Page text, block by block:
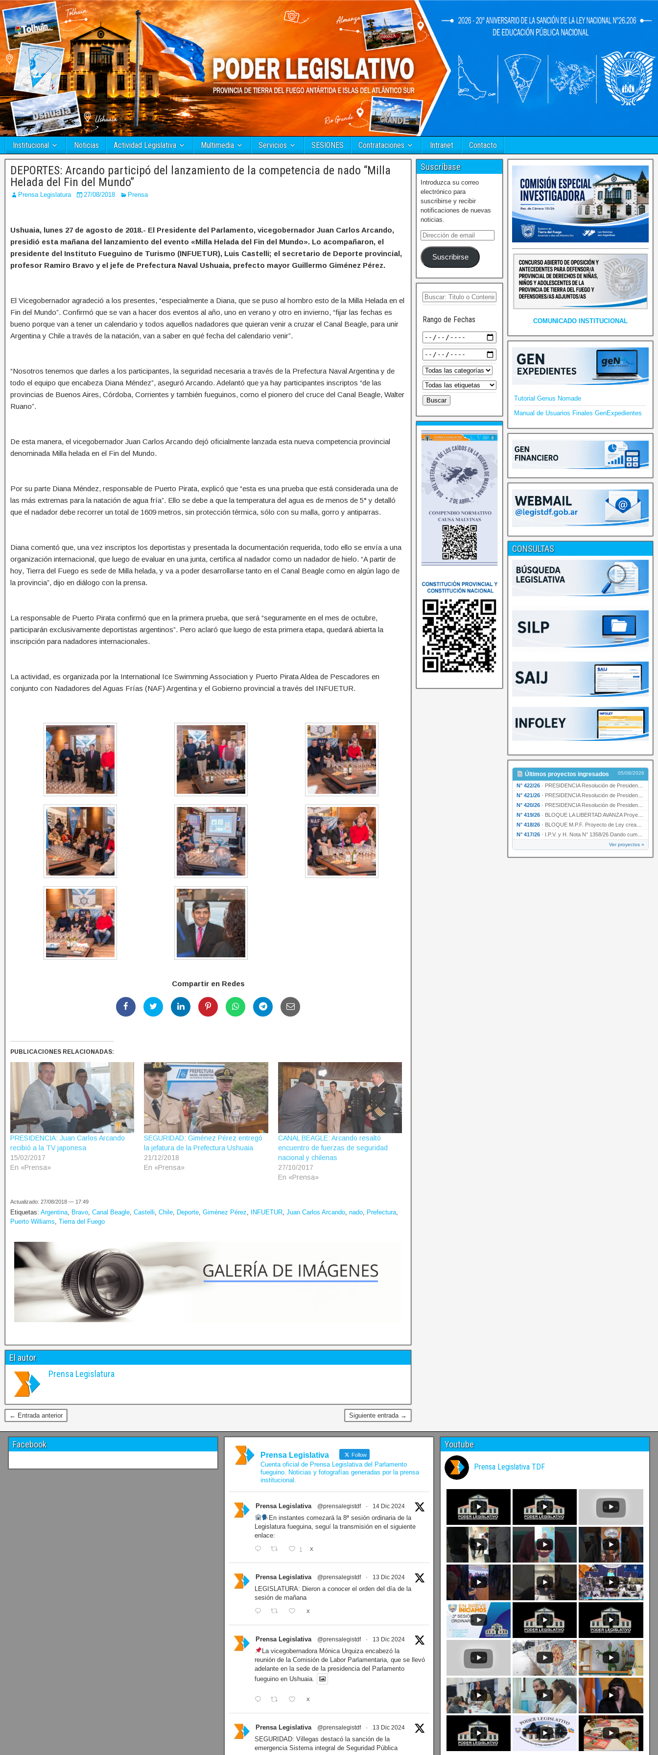
Institucional Noticias Actividad Legislativa Multimedia Servicios SESIONES Contrataciones Intranet Contacto
DEPORTES: Arcando participó del lanzamiento de la competencia de nado “Milla
Helada del Fin del Mundo”
Prensa Legislatura 27/08/2018 Prensa
Ushuaia, lunes 27 de agosto de 2018.- El Presidente del Parlamento, vicegobernador Juan Carlos Arcando,
presidió esta mañana del lanzamiento del evento «Milla Helada del Fin del Mundo». Lo acompañaron, el
presidente del Instituto Fueguino de Turismo (INFUETUR), Luis Castelli; el secretario de Deporte provincial,
profesor Ramiro Bravo y el jefe de Prefectura Naval Ushuaia, prefecto mayor Guillermo Giménez Pérez.
El Vicegobernador agradeció a los presentes, “especialmente a Diana, que se puso al hombro esto de la Milla Helada en el
Fin del Mundo”. Confirmó que se van a hacer dos eventos al año, uno en verano y otro en invierno, “fijar las fechas es
bueno porque van a tener un calendario y todos aquellos nadadores que quieran venir a cruzar el Canal Beagle, para unir
Argentina y Chile a través de la natación, van a saber en qué fecha del calendario venir”.
“Nosotros tenemos que darles a los participantes, la seguridad necesaria a través de la Prefectura Naval Argentina y de
todo el equipo que encabeza Diana Méndez”, aseguró Arcando. Adelantó que ya hay participantes inscriptos “de las
provincias de Buenos Aires, Córdoba, Corrientes y también fueguinos, como el pionero del cruce del Canal Beagle, Walter
Ruano”.
De esta manera, el vicegobernador Juan Carlos Arcando dejó oficialmente lanzada esta nueva competencia provincial
denominada Milla helada en el Fin del Mundo.
Por su parte Diana Méndez, responsable de Puerto Pirata, explicó que “esta es una prueba que está considerada una de
las más extremas para la natación de agua fría”. Ello se debe a que la temperatura del agua es de menos de 5° y detalló
que el nadador debe recorrer un total de 1609 metros, sin protección térmica, sólo con su malla, gorro y antiparras.
Diana comentó que, una vez inscriptos los deportistas y presentada la documentación requerida, todo ello se envía a una
organización internacional, que luego de evaluar en una junta, certifica al nadador como un nadador de hielo. “A partir de
hoy, Tierra del Fuego es sede de Milla helada, y va a poder desarrollarse tanto en el Canal Beagle como en algún lago de
la provincia”, dijo en diálogo con la prensa.
La responsable de Puerto Pirata confirmó que en la primera prueba, que será “seguramente en el mes de octubre,
participarán exclusivamente deportistas argentinos”. Pero aclaró que luego de esta primera etapa, quedará abierta la
inscripción para nadadores internacionales.
La actividad, es organizada por la International Ice Swimming Association y Puerto Pirata Aldea de Pescadores en
conjunto con Nadadores del Aguas Frías (NAF) Argentina y el Gobierno provincial a través del INFUETUR.
Compartir en Redes
PUBLICACIONES RELACIONADAS:
PRESIDENCIA: Juan Carlos Arcando
recibió a la TV japonesa
15/02/2017
En «Prensa»
SEGURIDAD: Giménez Pérez entregó
la jefatura de la Prefectura Ushuaia
21/12/2018
En «Prensa»
CANAL BEAGLE: Arcando resaltó
encuentro de fuerzas de seguridad
nacional y chilenas
27/10/2017
En «Prensa»
Actualizado: 27/08/2018 — 17:49
Etiquetas: Argentina, Bravo, Canal Beagle, Castelli, Chile, Deporte, Giménez Pérez, INFUETUR, Juan Carlos Arcando, nado, Prefectura,
Puerto Williams, Tierra del Fuego
El autor
Prensa Legislatura
← Entrada anterior Siguiente entrada →
Suscríbase
Introduzca su correo
electrónico para
suscribirse y recibir
notificaciones de nuevas
noticias.
Suscribirse
Rango de Fechas COMUNICADO INSTITUCIONAL
Tutorial Genus Nomade
Manual de Usuarios Finales GenExpedientes
CONSULTAS
Últimos proyectos ingresados 05/08/2026
N° 422/26 · PRESIDENCIA Resolución de Presidencia N° 200/26 para su ratificación.
N° 421/26 · PRESIDENCIA Resolución de Presidencia N° 199/26 para su ratificación.
N° 420/26 · PRESIDENCIA Resolución de Presidencia N° 198/26 para su ratificación.
N° 419/26 · BLOQUE LA LIBERTAD AVANZA Proyecto de Ley declarando la esencialidad del servicio educativ…
N° 418/26 · BLOQUE M.P.F. Proyecto de Ley creando el Ente Único Regulador de servicios públicos de la …
N° 417/26 · I.P.V. y H. Nota N° 1358/26 Dando cumplimiento al artículo 29 de la Ley provincial N° 1399…
Ver proyectos »
Facebook
Prensa Legislativa Follow
Cuenta oficial de Prensa Legislativa del Parlamento
fueguino. Noticias y fotografías generadas por la prensa
institucional.
Prensa Legislativa @prensalegistdf · 14 Dic 2024
En instantes comezará la 8ª sesión ordinaria de la
Legislatura fueguina, seguí la transmisión en el siguiente
enlace:
1 X
Prensa Legislativa @prensalegistdf · 13 Dic 2024
LEGISLATURA: Dieron a conocer el orden del día de la
sesión de mañana
X
Prensa Legislativa @prensalegistdf · 13 Dic 2024
La vicegobernadora Mónica Urquiza encabezó la
reunión de la Comisión de Labor Parlamentaria, que se llevó
adelante en la sede de la presidencia del Parlamento
fueguino en Ushuaia.
X
Prensa Legislativa @prensalegistdf · 13 Dic 2024
SEGURIDAD: Villegas destacó la sanción de la
emergencia Sistema integral de Seguridad Pública
Youtube
Prensa Legislativa TDF